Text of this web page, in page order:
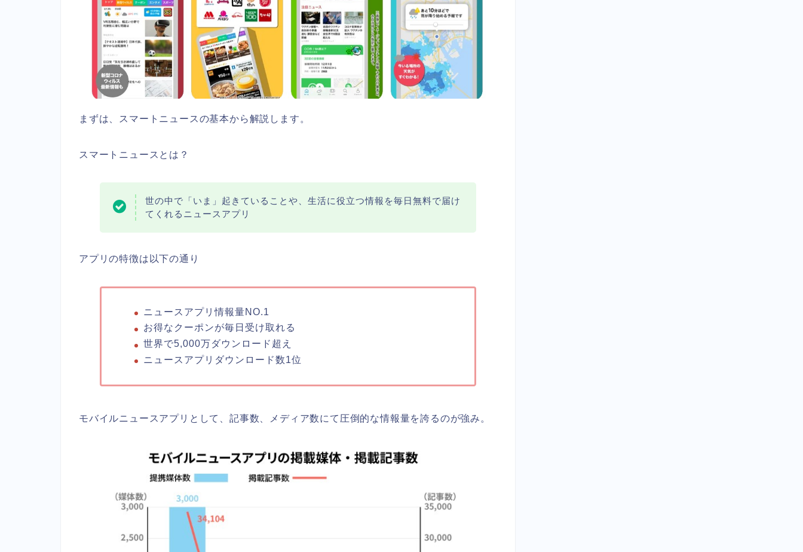
まずは、スマートニュースの基本から解説します。
スマートニュースとは？
世の中で「いま」起きていることや、生活に役立つ情報を毎日無料で届け
てくれるニュースアプリ
アプリの特徴は以下の通り
ニュースアプリ情報量NO.1
お得なクーポンが毎日受け取れる
世界で5,000万ダウンロード超え
ニュースアプリダウンロード数1位
モバイルニュースアプリとして、記事数、メディア数にて圧倒的な情報量を誇るのが強み。